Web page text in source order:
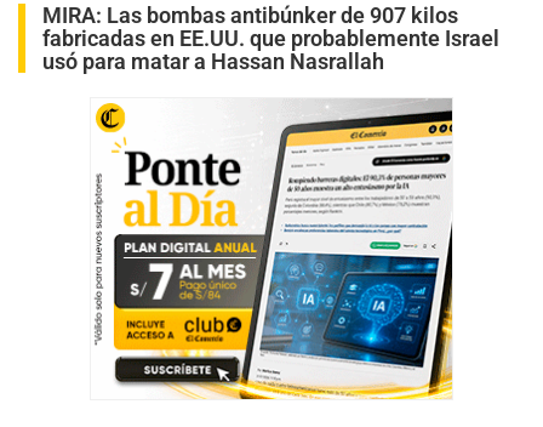
MIRA: Las bombas antibúnker de 907 kilos
fabricadas en EE.UU. que probablemente Israel
usó para matar a Hassan Nasrallah